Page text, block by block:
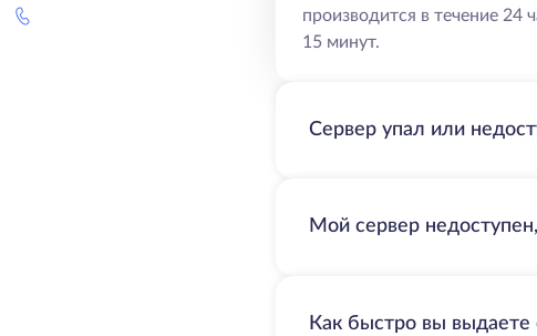
производится в течение 24
15 минут.
Сервер упал или
Мой сервер
Как быстро вы выдаете